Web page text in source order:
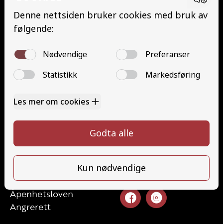
Traktor (T)
Traktor (T141 og T148)
Trafikalt grunnkurs (TG)
Gods (YDG – YSK)
Person (YDP – YSK)
Kontakt
Priser
Elevside
Kontakt oss
Åpenhetsloven
Angrerett
52 70 87 90
post@haugaland-as.no
Følg oss